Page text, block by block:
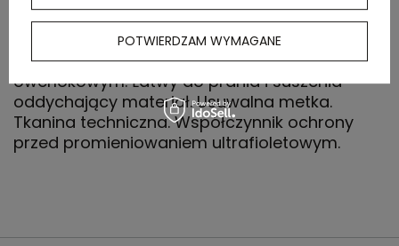
Techniczna koszulka raglanowa z krótkim
rękawem. Dekolt z krytymi szwami. Boczne
rozcięcia z dopasowanym szwem
owerlokowym. Łatwy do prania i suszenia
oddychający materiał. Usuwalna metka.
Tkanina techniczna. Współczynnik ochrony
przed promieniowaniem ultrafioletowym.
POTWIERDZAM WYMAGANE